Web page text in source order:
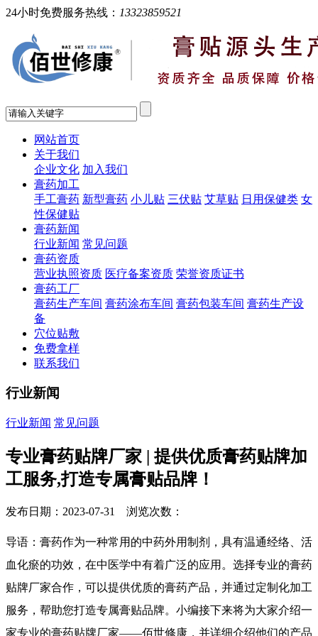
24小时免费服务热线： 13323859521
网站首页
关于我们
企业文化 加入我们
膏药加工
手工膏药 新型膏药 小儿贴 三伏贴 艾草贴 日用保健类 女
性保健贴
膏药新闻
行业新闻 常见问题
膏药资质
营业执照资质 医疗备案资质 荣誉资质证书
膏药工厂
膏药生产车间 膏药涂布车间 膏药包装车间 膏药生产设
备
穴位贴敷
免费拿样
联系我们
行业新闻
行业新闻 常见问题
专业膏药贴牌厂家 | 提供优质膏药贴牌加
工服务,打造专属膏贴品牌！
发布日期：2023-07-31 浏览次数：
导语：膏药作为一种常用的中药外用制剂，具有温通经络、活
血化瘀的功效，在中医学中有着广泛的应用。选择专业的膏药
贴牌厂家合作，可以提供优质的膏药产品，并通过定制化加工
服务，帮助您打造专属膏贴品牌。小编接下来将为大家介绍一
家专业的膏药贴牌厂家——佰世修康，并详细介绍他们的产品